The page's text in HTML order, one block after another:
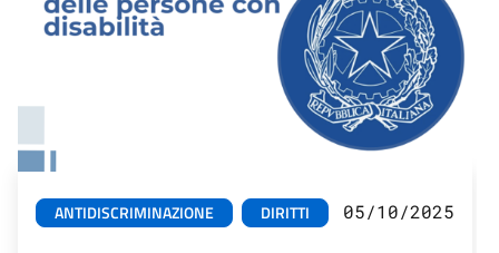
ANTIDISCRIMINAZIONE DIRITTI 05/10/2025